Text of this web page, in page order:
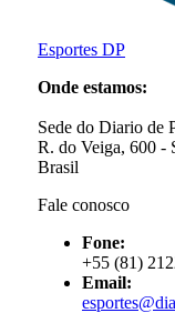
Esportes DP
Onde estamos:
Sede do Diario de
R. do Veiga, 600 -
Brasil
Fale conosco
Fone:
+55 (81)
Email: